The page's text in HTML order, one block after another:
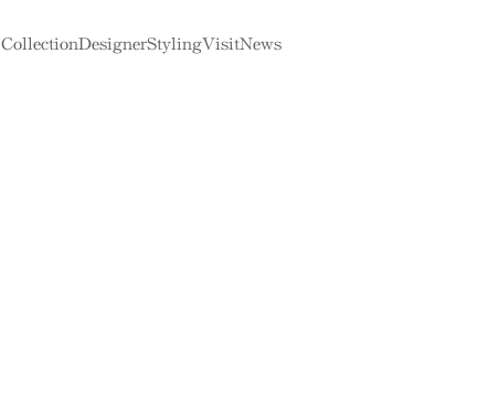
CollectionDesignerStylingVisitNews